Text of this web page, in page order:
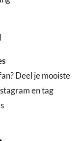
Deel je mooiste
en tag